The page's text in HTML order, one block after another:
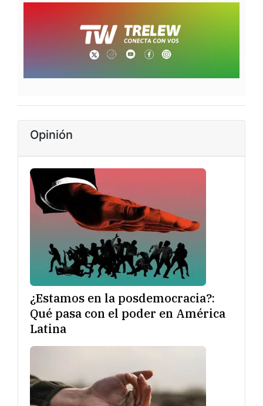
Opinión
¿Estamos en la posdemocracia?:
Qué pasa con el poder en América
Latina